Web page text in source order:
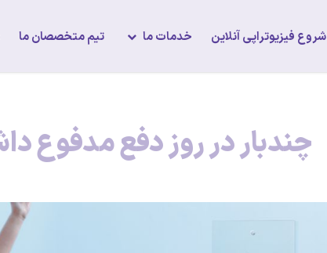
شروع فیزیوتراپی آنلاین خدمات ما تیم متخصصان ما
چندبار در روز دفع مدفوع